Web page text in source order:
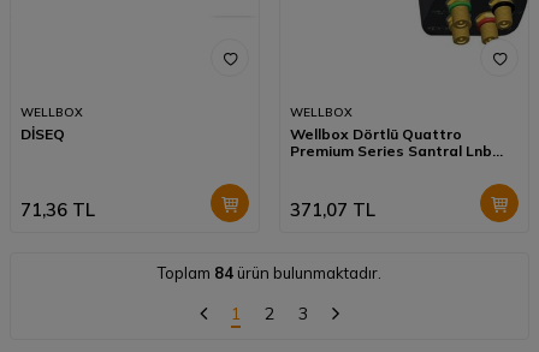
WELLBOX
DİSEQ
71,36 TL
WELLBOX
Wellbox Dörtlü Quattro
Premium Series Santral Lnb
371,07 TL
Toplam 84 ürün bulunmaktadır.
1 2 3